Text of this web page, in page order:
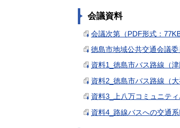
会議資料
会議次第（PDF形式：77KB
徳島市地域公共交通会議委
資料1_徳島市バス路線（
資料2_徳島市バス路線（
資料3_上八万コミュニテ
資料4_路線バスへの交通